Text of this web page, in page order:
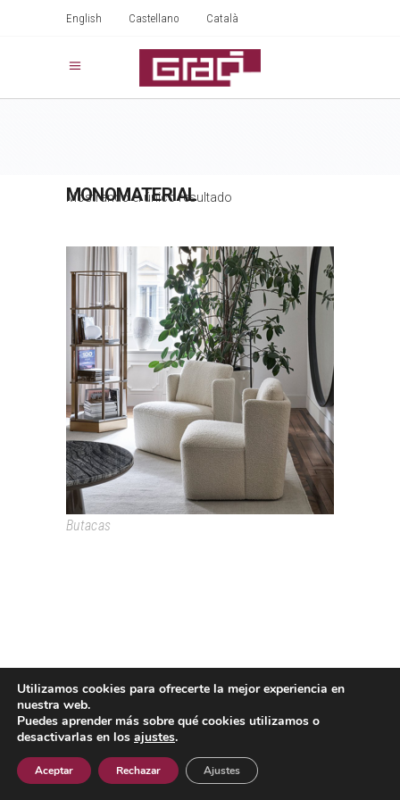
English Castellano Català
MONOMATERIAL
Mostrando el único resultado
KEETON
Butacas
Passeig Colom, 18 08002 Barcelona T. +34 933193361
Aviso LegalIPolítica de privacidad
Utilizamos cookies para ofrecerte la mejor experiencia en
nuestra web.
Puedes aprender más sobre qué cookies utilizamos o
desactivarlas en los ajustes.
Aceptar Rechazar Ajustes